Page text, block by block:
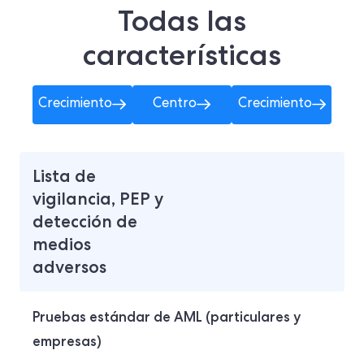
Todas las
características
Crecimiento Centro Crecimiento
Lista de
vigilancia, PEP y
detección de
medios
adversos
Pruebas estándar de AML (particulares y
empresas)